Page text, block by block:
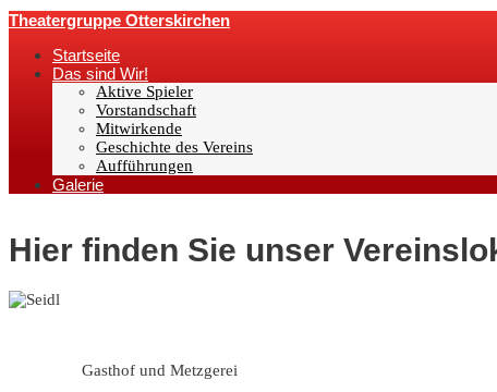
Theatergruppe Otterskirchen
Startseite
Das sind Wir!
Aktive Spieler
Vorstandschaft
Mitwirkende
Geschichte des Vereins
Aufführungen
Galerie
Hier finden Sie unser
Gasthof und Metzgerei